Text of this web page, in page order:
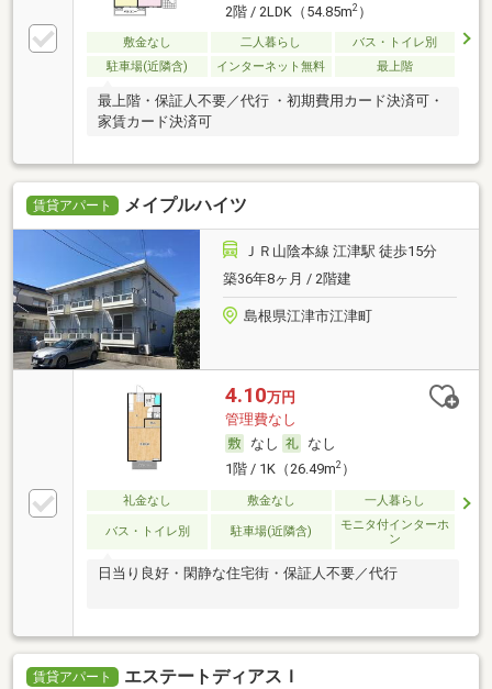
2階 / 2LDK（54.85m2）
敷金なし 二人暮らし
バス・トイレ別
駐車場(近隣含)
インターネット無料 最上階
最上階・保証人不要／代行 ・初期費用カード決済可・
家賃カード決済可
賃貸アパート メイプルハイツ
ＪＲ山陰本線 江津駅 徒歩15分
築36年8ヶ月 / 2階建
島根県江津市江津町
4.10万円
管理費なし
なし
なし
1階 / 1K（26.49m2）
礼金なし 敷金なし 一人暮らし
バス・トイレ別 駐車場(近隣含)
モニタ付インターホ
ン
日当り良好・閑静な住宅街・保証人不要／代行
賃貸アパート エステートディアスＩ